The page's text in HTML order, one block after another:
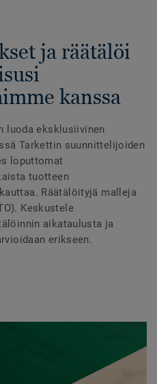
ja räätälöi
kanssa
luoda eksklusiivinen
Tarkettin suunnittelijoiden
loputtomat
tuotteen
Räätälöityjä malleja
Keskustele
aikataulusta ja
erikseen.